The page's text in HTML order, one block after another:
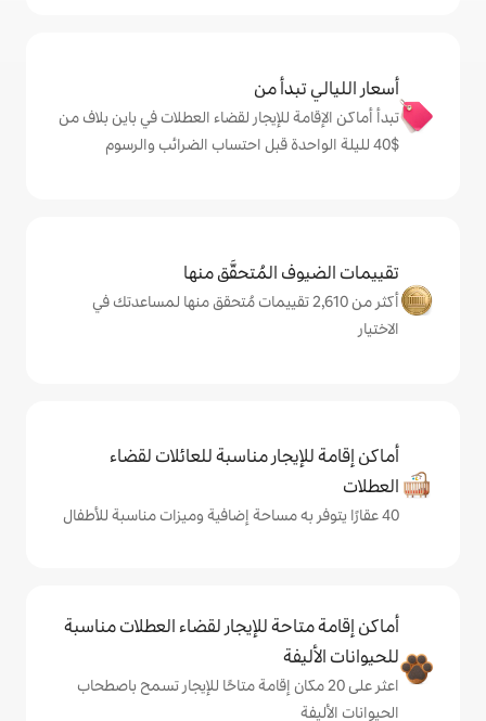
للإيجار لقضاء العطلات في باين بلاف من
المُتحقَّق منها
من 2,610 تقييمات مُتحقق منها لمساعدتك في
مناسبة للعائلات لقضاء
للإيجار لقضاء العطلات مناسبة
20 مكان إقامة متاحًا للإيجار تسمح باصطحاب